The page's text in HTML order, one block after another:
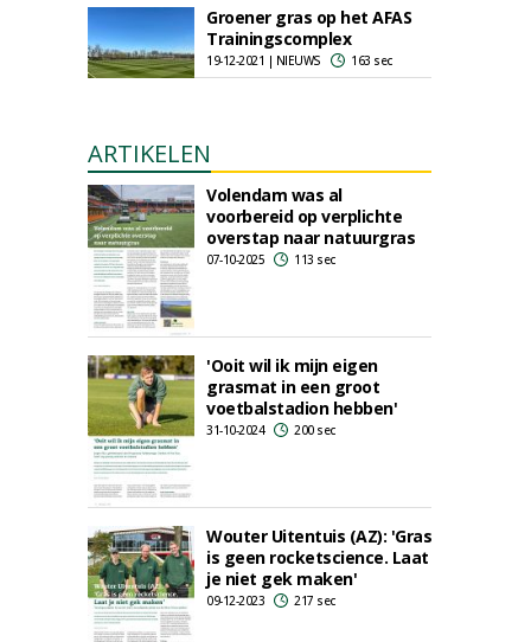
Groener gras op het AFAS
Trainingscomplex
19-12-2021 | NIEUWS 163 sec
ARTIKELEN
Volendam was al
voorbereid op verplichte
overstap naar natuurgras
07-10-2025 113 sec
'Ooit wil ik mijn eigen
grasmat in een groot
voetbalstadion hebben'
31-10-2024 200 sec
Wouter Uitentuis (AZ): 'Gras
is geen rocketscience. Laat
je niet gek maken'
09-12-2023 217 sec